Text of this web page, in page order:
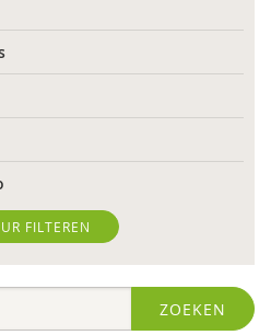
FILTEREN
ZOEKEN